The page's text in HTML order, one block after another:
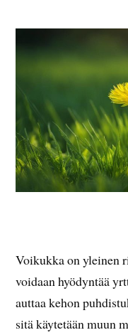
Voikukka on yleinen
voidaan hyödyntää
auttaa kehon
sitä käytetään muun